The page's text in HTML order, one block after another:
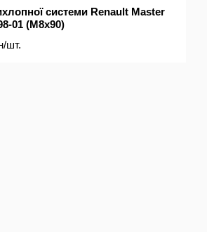
системи Renault Master
01 (M8x90)
шт.